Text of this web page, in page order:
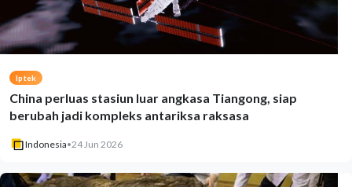
Iptek
China perluas stasiun luar angkasa Tiangong, siap
berubah jadi kompleks antariksa raksasa
Indonesia•24 Jun 2026